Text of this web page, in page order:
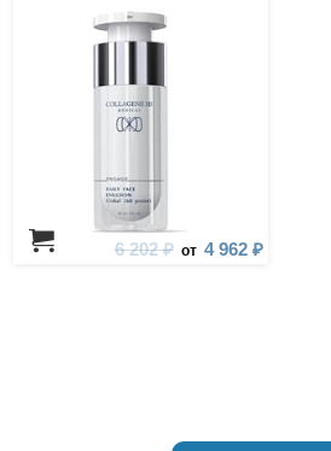
6 202 ₽ от 4 962 ₽